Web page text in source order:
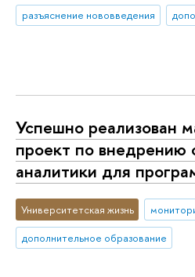
разъяснение нововведения
Успешно реализован
проект по внедрению
аналитики для
Университетская жизнь
дополнительное образование